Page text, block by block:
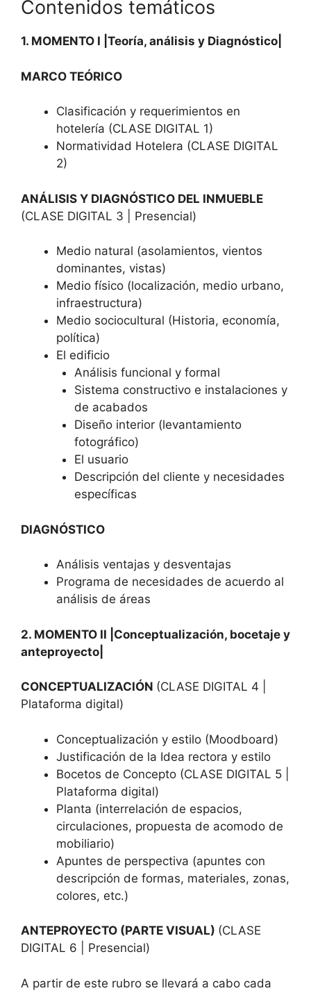
Contenidos temáticos
1. MOMENTO I |Teoría, análisis y Diagnóstico|
MARCO TEÓRICO
Clasificación y requerimientos en
hotelería (CLASE DIGITAL 1)
Normatividad Hotelera (CLASE DIGITAL
2)
ANÁLISIS Y DIAGNÓSTICO DEL INMUEBLE
(CLASE DIGITAL 3 | Presencial)
Medio natural (asolamientos, vientos
dominantes, vistas)
Medio físico (localización, medio urbano,
infraestructura)
Medio sociocultural (Historia, economía,
política)
El edificio
Análisis funcional y formal
Sistema constructivo e instalaciones y
de acabados
Diseño interior (levantamiento
fotográfico)
El usuario
Descripción del cliente y necesidades
específicas
DIAGNÓSTICO
Análisis ventajas y desventajas
Programa de necesidades de acuerdo al
análisis de áreas
2. MOMENTO II |Conceptualización, bocetaje y
anteproyecto|
CONCEPTUALIZACIÓN (CLASE DIGITAL 4 |
Plataforma digital)
Conceptualización y estilo (Moodboard)
Justificación de la Idea rectora y estilo
Bocetos de Concepto (CLASE DIGITAL 5 |
Plataforma digital)
Planta (interrelación de espacios,
circulaciones, propuesta de acomodo de
mobiliario)
Apuntes de perspectiva (apuntes con
descripción de formas, materiales, zonas,
colores, etc.)
ANTEPROYECTO (PARTE VISUAL) (CLASE
DIGITAL 6 | Presencial)
A partir de este rubro se llevará a cabo cada